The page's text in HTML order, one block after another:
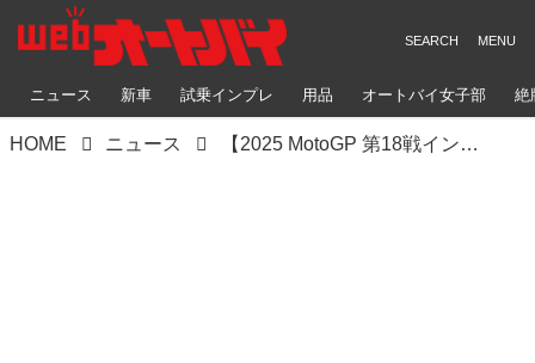
ニュース 新車 試乗インプレ 用品 オートバイ女子部 絶
HOME ニュース 【2025 MotoGP 第18戦インドネシアGP】アルデゲルが最高峰クラス初優勝！ M.マルケスはベッツェッキと接触